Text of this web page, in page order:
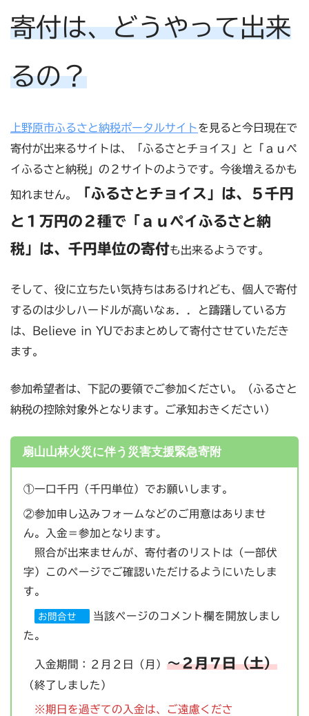
寄付は、どうやって出来
るの？
上野原市ふるさと納税ポータルサイトを見ると今日現在で
寄付が出来るサイトは、「ふるさとチョイス」と「ａｕペ
イふるさと納税」の２サイトのようです。今後増えるかも
知れません。
「ふるさとチョイス」は、５千円
と１万円の２種で「ａｕペイふるさと納
税」は、千円単位の寄付も出来るようです。
そして、役に立ちたい気持ちはあるけれども、個人で寄付
するのは少しハードルが高いなぁ．．と躊躇している方
は、Believe in YUでおまとめして寄付させていただき
ます。
参加希望者は、下記の要領でご参加ください。（ふるさと
納税の控除対象外となります。ご承知おきください）
扇山山林火災に伴う災害支援緊急寄附
①一口千円（千円単位）でお願いします。
②参加申し込みフォームなどのご用意はありませ
ん。入金＝参加となります。
照合が出来ませんが、寄付者のリストは（一部伏
字）このページでご確認いただけるようにいたしま
す。
お問合せ
当該ページのコメント欄を開放しまし
た。
入金期間：２月２日（月）～２月７日（土）
（終了しました）
※期日を過ぎての入金は、ご遠慮くださ